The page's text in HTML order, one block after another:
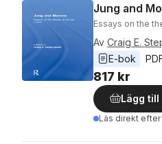
Jung and
Essays on the
Av Craig E.
E-bok
817 kr
Lägg till
Läs direkt